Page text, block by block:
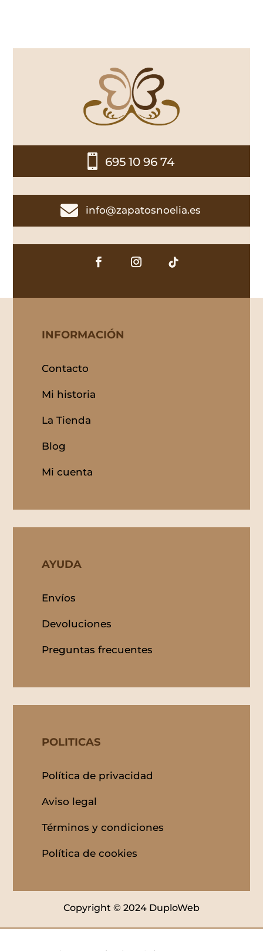
 695 10 96 74
 info@zapatosnoelia.es
INFORMACIÓN
Contacto
Mi historia
La Tienda
Blog
Mi cuenta
AYUDA
Envíos
Devoluciones
Preguntas frecuentes
POLITICAS
Política de privacidad
Aviso legal
Términos y condiciones
Política de cookies
Copyright © 2024 DuploWeb